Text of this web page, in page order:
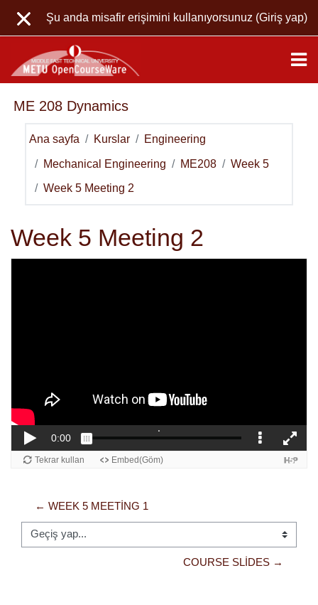
Şu anda misafir erişimini kullanıyorsunuz (Giriş yap)
ME 208 Dynamics
Ana sayfa Kurslar Engineering
Mechanical Engineering ME208 Week 5
Week 5 Meeting 2
Week 5 Meeting 2
← WEEK 5 MEETING 1
Geçiş yap...
COURSE SLIDES →